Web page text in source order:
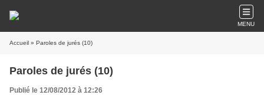
MENU
Accueil » Paroles de jurés (10)
Paroles de jurés (10)
Publié le 12/08/2012 à 12:26